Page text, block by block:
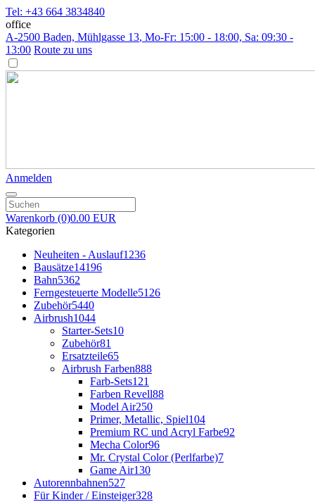
Tel: +43 664 3834840
office
A-2500 Baden, Mühlgasse 13, Mo-Fr: 15:00 - 18:00, Sa: 09:30 -
13:00 Route zu uns
Anmelden
Warenkorb (0)0.00 EUR
Kategorien
Neuheiten - Auslauf1236
Bausätze14196
Bahn5362
Ferngesteuerte Modelle5126
Zubehör5440
Airbrush1044
Starter-Sets10
Zubehör81
Ersatzteile65
Airbrush Farben888
Farb-Sets121
Farben Revell88
Model Air250
Primer, Metallic, Spiel104
Premium RC und Acryl Farbe92
Mecha Color96
Mr. Crystal Color (Perlfarbe)7
Game Air130
Autorennbahnen527
Für Kinder / Einsteiger328